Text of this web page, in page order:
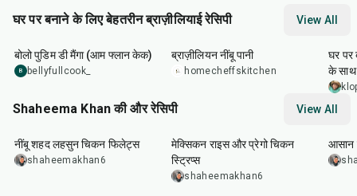
घर पर बनाने के लिए बेहतरीन ब्राज़ीलियाई रेसिपी View All
5
बोलो पुडिम डी मैंगा (आम फ्लान केक)
B bellyfullcook_
min
ब्राज़ीलियन नींबू पानी
homecheffskitchen
घर पर
के साथ
Shaheema Khan की और रेसिपी View All
नींबू शहद लहसुन चिकन फिलेट्स
shaheemakhan6
मेक्सिकन राइस और प्रेगो चिकन
स्ट्रिप्स
shaheemakhan6
आसान